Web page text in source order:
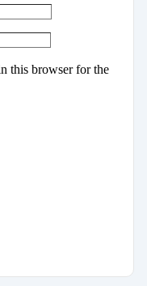
this browser for the